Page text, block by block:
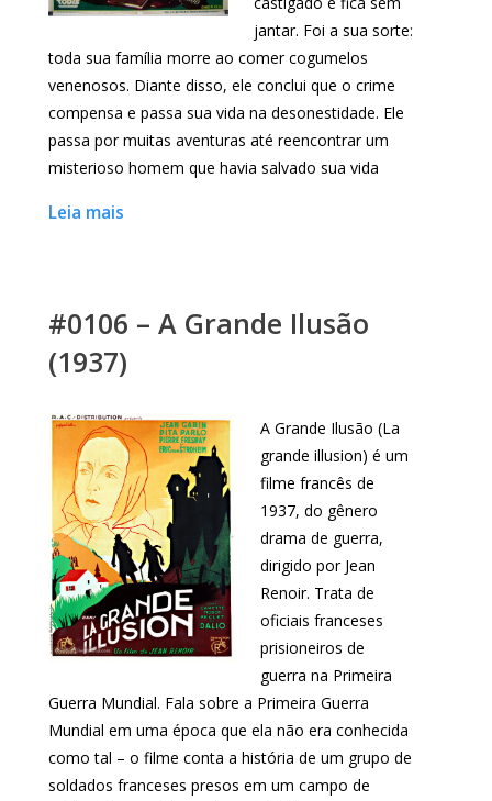
jantar. Foi a sua sorte:
toda sua família morre ao comer cogumelos
venenosos. Diante disso, ele conclui que o crime
compensa e passa sua vida na desonestidade. Ele
passa por muitas aventuras até reencontrar um
misterioso homem que havia salvado sua vida
Leia mais
#0106 – A Grande Ilusão
(1937)
A Grande Ilusão (La
grande illusion) é um
filme francês de
1937, do gênero
drama de guerra,
dirigido por Jean
Renoir. Trata de
oficiais franceses
prisioneiros de
guerra na Primeira
Guerra Mundial. Fala sobre a Primeira Guerra
Mundial em uma época que ela não era conhecida
como tal – o filme conta a história de um grupo de
soldados franceses presos em um campo de